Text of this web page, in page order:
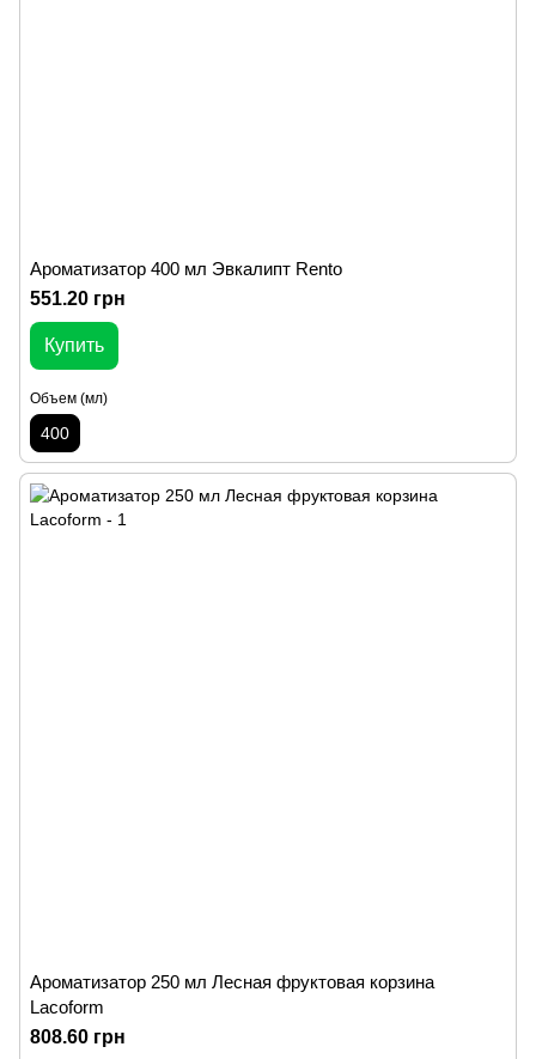
Ароматизатор 400 мл Эвкалипт Rento
551.20 грн
Купить
Объем (мл)
400
Ароматизатор 250 мл Лесная фруктовая корзина
Lacoform
808.60 грн